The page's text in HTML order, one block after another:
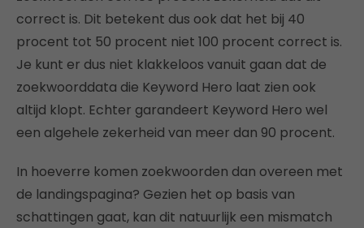
correct is. Dit betekent dus ook dat het bij 40
procent tot 50 procent niet 100 procent correct is.
Je kunt er dus niet klakkeloos vanuit gaan dat de
zoekwoorddata die Keyword Hero laat zien ook
altijd klopt. Echter garandeert Keyword Hero wel
een algehele zekerheid van meer dan 90 procent.
In hoeverre komen zoekwoorden dan overeen met
de landingspagina? Gezien het op basis van
schattingen gaat, kan dit natuurlijk een mismatch